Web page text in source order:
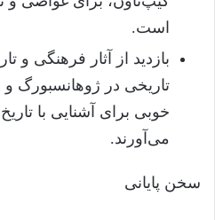
است.
بازدید از آثار فرهنگی و
تاریخی در ژوهانسبورگ
خوبی برای آشنایی با
می‌آورند.
سخن پایانی